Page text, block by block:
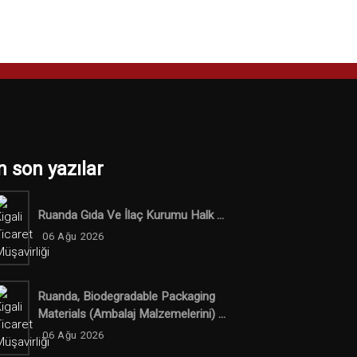
son yazılar
Ruanda Gıda Ve İlaç Kurumu Halk ...
06 Ağu 2026
Ruanda, Biodegradable Packaging
Materials (ambalaj Malzemelerini) ...
06 Ağu 2026